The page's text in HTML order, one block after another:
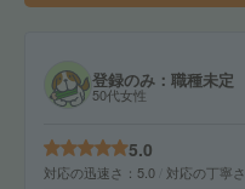
登録のみ：職種未定
50代女性
5.0
対応の迅速さ 5.0 対応の丁寧さ